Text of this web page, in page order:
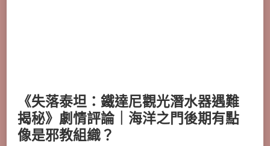
《失落泰坦：鐵達尼觀光潛水器遇難
揭秘》劇情評論｜海洋之門後期有點
像是邪教組織？